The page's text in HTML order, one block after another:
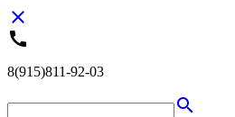
close
call
8(915)811-92-03
search